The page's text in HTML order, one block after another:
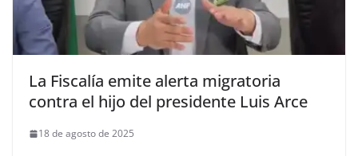
La Fiscalía emite alerta migratoria
contra el hijo del presidente Luis Arce
18 de agosto de 2025